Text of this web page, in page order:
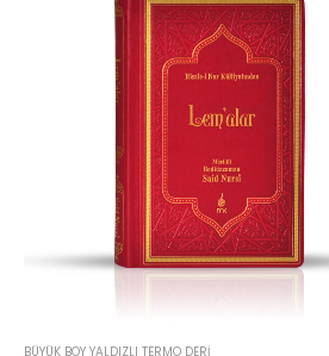
BÜYÜK BOY YALDIZLI TERMO DERI